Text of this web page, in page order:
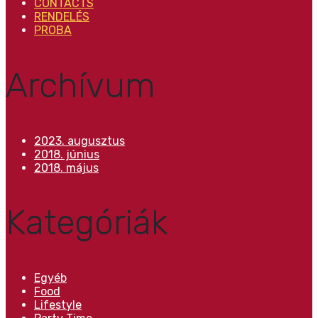
CONTACTS
RENDELÉS
PROBA
Archívum
2023. augusztus
2018. június
2018. május
Kategóriák
Egyéb
Food
Lifestyle